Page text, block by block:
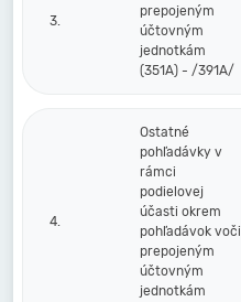
3.
prepojeným
účtovným
jednotkám
(351A) - /391A/
4.
Ostatné
pohľadávky v
rámci
podielovej
účasti okrem
pohľadávok voči
prepojeným
účtovným
jednotkám